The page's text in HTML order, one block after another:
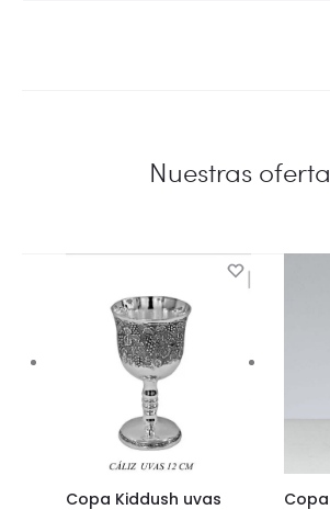
Nuestras
Copa Kiddush uvas